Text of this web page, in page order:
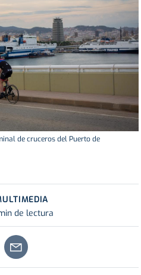
de cruceros del Puerto de
de lectura